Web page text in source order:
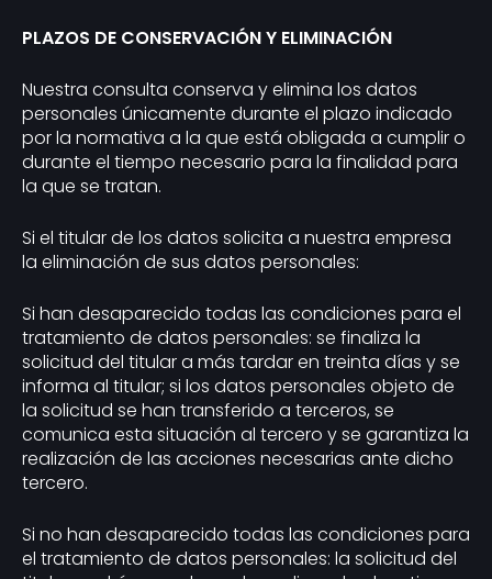
PLAZOS DE CONSERVACIÓN Y ELIMINACIÓN
Nuestra consulta conserva y elimina los datos
personales únicamente durante el plazo indicado
por la normativa a la que está obligada a cumplir o
durante el tiempo necesario para la finalidad para
la que se tratan.
Si el titular de los datos solicita a nuestra empresa
la eliminación de sus datos personales:
Si han desaparecido todas las condiciones para el
tratamiento de datos personales: se finaliza la
solicitud del titular a más tardar en treinta días y se
informa al titular; si los datos personales objeto de
la solicitud se han transferido a terceros, se
comunica esta situación al tercero y se garantiza la
realización de las acciones necesarias ante dicho
tercero.
Si no han desaparecido todas las condiciones para
el tratamiento de datos personales: la solicitud del